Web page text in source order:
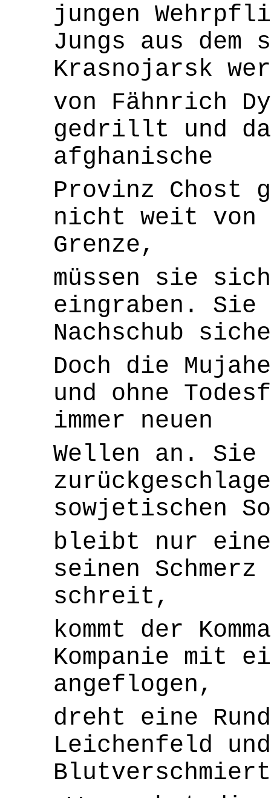
jungen
Jungs aus
Krasnojarsk
von Fähnrich
gedrillt und
afghanische
Provinz Chost
nicht weit von
Grenze,
müssen sie
eingraben. Sie
Nachschub
Doch die
und ohne
immer neuen
Wellen an. Sie
sowjetischen
bleibt nur
seinen
schreit,
kommt der
Kompanie mit
angeflogen,
dreht eine
Leichenfeld